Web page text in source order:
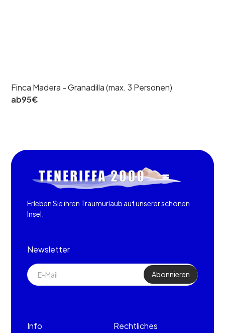
Finca Madera - Granadilla (max. 3 Personen)
ab95€
Erleben Sie ihren Traumurlaub auf unserer schönen
Insel.
Info Rechtliches
Newsletter